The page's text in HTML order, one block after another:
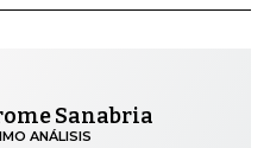
Sanabria
ANÁLISIS